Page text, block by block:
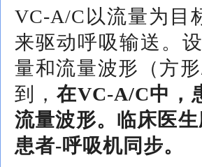
VC-A/C以流量为目
来驱动呼吸输送。
量和流量波形（方
到， 在VC-A/C中，
流量波形。临床医
患者-呼吸机同步。